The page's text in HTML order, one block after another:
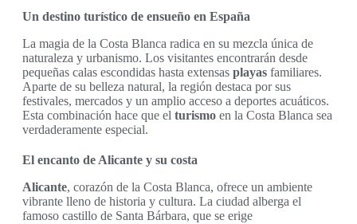
Un destino turístico de ensueño en España
La magia de la Costa Blanca radica en su mezcla única de
naturaleza y urbanismo. Los visitantes encontrarán desde
pequeñas calas escondidas hasta extensas playas familiares.
Aparte de su belleza natural, la región destaca por sus
festivales, mercados y un amplio acceso a deportes acuáticos.
Esta combinación hace que el turismo en la Costa Blanca sea
verdaderamente especial.
El encanto de Alicante y su costa
Alicante, corazón de la Costa Blanca, ofrece un ambiente
vibrante lleno de historia y cultura. La ciudad alberga el
famoso castillo de Santa Bárbara, que se erige